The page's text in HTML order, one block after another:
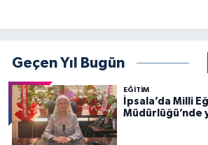
Geçen Yıl Bugün
EĞİTİM
İpsala’da Milli
Müdürlüğü’nde